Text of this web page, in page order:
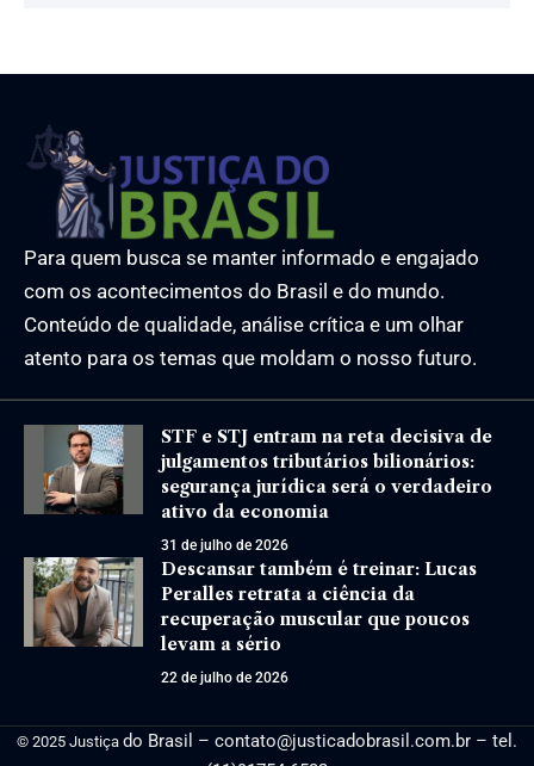
Para quem busca se manter informado e engajado
com os acontecimentos do Brasil e do mundo.
Conteúdo de qualidade, análise crítica e um olhar
atento para os temas que moldam o nosso futuro.
STF e STJ entram na reta decisiva de
julgamentos tributários bilionários:
segurança jurídica será o verdadeiro
ativo da economia
31 de julho de 2026
Descansar também é treinar: Lucas
Peralles retrata a ciência da
recuperação muscular que poucos
levam a sério
22 de julho de 2026
© 2025 Justiça do Brasil – contato@justicadobrasil.com.br – tel.